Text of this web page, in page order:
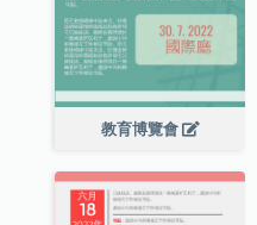
教育博覽會